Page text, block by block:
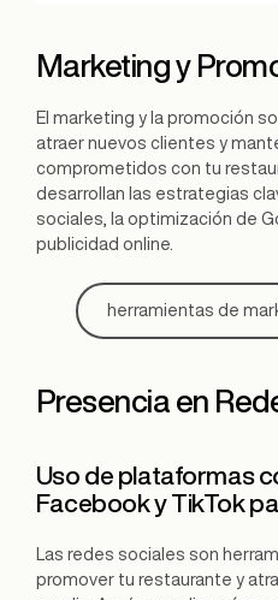
Marketing y
El marketing y la promoción
atraer nuevos clientes y
comprometidos con tu
desarrollan las estrategias
sociales, la optimización de
publicidad online.
herramientas de
Presencia en
Uso de plataformas
Facebook y TikTok
Las redes sociales son
promover tu restaurante y